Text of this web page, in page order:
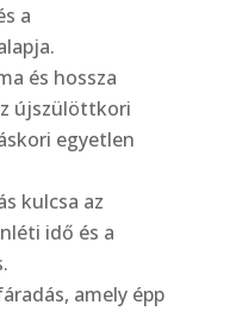
a
és hossza
újszülöttkori
egyetlen
kulcsa az
idő és a
amely épp